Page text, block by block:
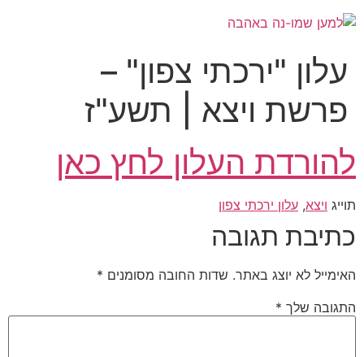
עלון "ירכתי צפון" –
פרשת ויצא | תשע"ז
להורדת העלון לחץ כאן
תוייג ויצא, עלון ירכתי צפון
כתיבת תגובה
האימייל לא יוצג באתר. שדות החובה מסומנים *
התגובה שלך *